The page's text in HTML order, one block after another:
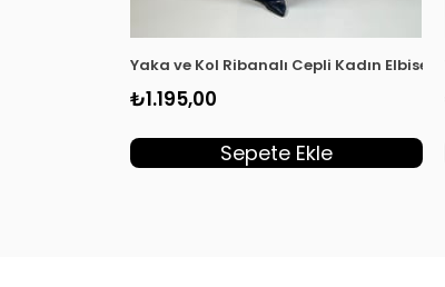
Yaka ve Kol Ribanalı Cepli Kadın Elbise
₺1.195,00
Sepete Ekle